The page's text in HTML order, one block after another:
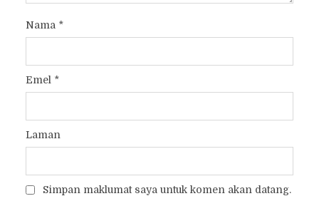
Nama *
Emel *
Laman
Simpan maklumat saya untuk komen akan datang.